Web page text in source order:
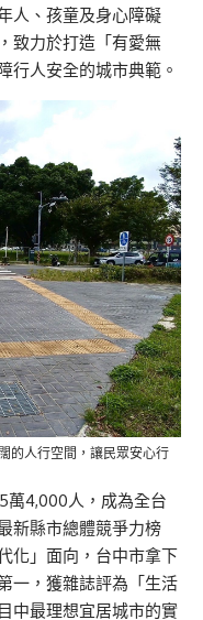
人、孩童及身心障礙
致力於打造「有愛無
行人安全的城市典範。
的人行空間，讓民眾安心行
萬4,000人，成為全台
新縣市總體競爭力榜
化」面向，台中市拿下
一，獲雜誌評為「生活
中最理想宜居城市的實